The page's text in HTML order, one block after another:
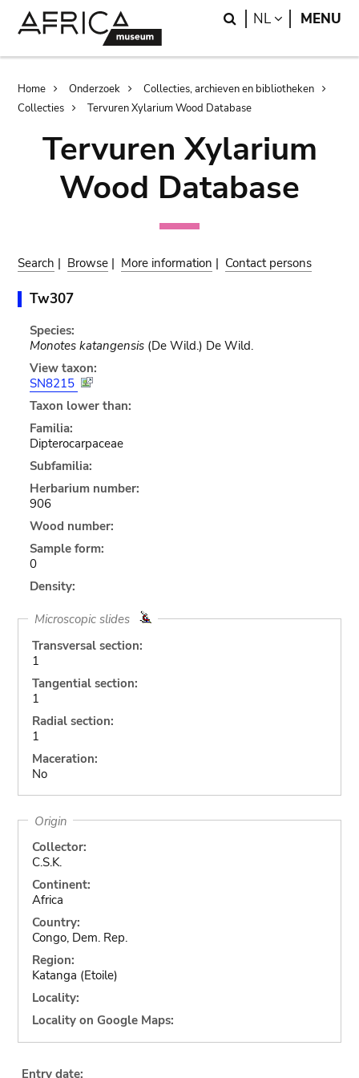
Search
NL LANGUAGE
MENU
Breadcrumb
Home Onderzoek
Collecties, archieven en bibliotheken
Collecties
Tervuren Xylarium Wood Database
Tervuren Xylarium
Wood Database
Search | Browse | More information | Contact persons
Tw307
Species:
Monotes katangensis(De Wild.) De Wild.
View taxon:
SN8215
Taxon lower than:
Familia:
Dipterocarpaceae
Subfamilia:
Herbarium number:
906
Wood number:
Sample form:
0
Density:
Microscopic slides
Transversal section:
1
Tangential section:
1
Radial section:
1
Maceration:
No
Origin
Collector:
C.S.K.
Continent:
Africa
Country:
Congo, Dem. Rep.
Region:
Katanga (Etoile)
Locality:
Locality on Google Maps:
Entry date: